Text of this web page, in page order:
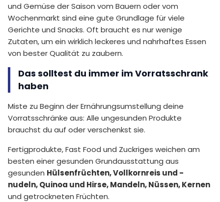
und Gemüse der Saison vom Bauern oder vom
Wochenmarkt sind eine gute Grundlage für viele
Gerichte und Snacks. Oft braucht es nur wenige
Zutaten, um ein wirklich leckeres und nahrhaftes Essen
von bester Qualität zu zaubern.
Das solltest du immer im Vorratsschrank
haben
Miste zu Beginn der Ernährungsumstellung deine
Vorratsschränke aus: Alle ungesunden Produkte
brauchst du auf oder verschenkst sie.
Fertigprodukte, Fast Food und Zuckriges weichen am
besten einer gesunden Grundausstattung aus
gesunden Hülsenfrüchten, Vollkornreis und -
nudeln, Quinoa und Hirse, Mandeln, Nüssen, Kernen
und getrockneten Früchten.